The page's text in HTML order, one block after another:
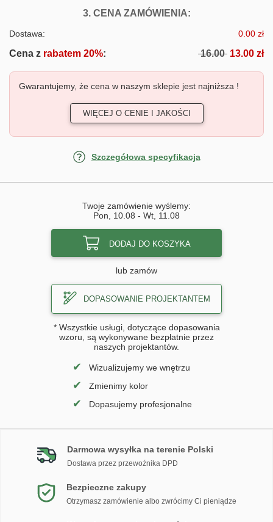
3. CENA ZAMÓWIENIA:FOTOTAPETY
Dostawa: 0.00 zł
Cena z rabatem 20%: 16.00 13.00 zł
Gwarantujemy, że cena w naszym sklepie jest najniższa !
WIĘCEJ O CENIE I JAKOŚCI
Szczegółowa specyfikacja
Twoje zamówienie wyślemy:
Pon, 10.08 - Wt, 11.08
DODAJ DO KOSZYKA
lub zamów
DOPASOWANIE PROJEKTANTEM
* Wszystkie usługi, dotyczące dopasowania
wzoru, są wykonywane bezpłatnie przez
naszych projektantów.
✔ Wizualizujemy we wnętrzu
✔ Zmienimy kolor
✔ Dopasujemy profesjonalne
Darmowa wysyłka na terenie Polski
Dostawa przez przewoźnika DPD
Bezpieczne zakupy
Otrzymasz zamówienie albo zwrócimy Ci pieniądze